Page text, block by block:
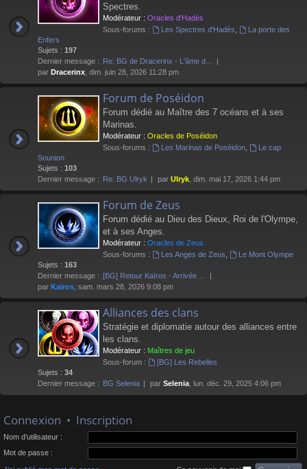
Spectres.
Modérateur : Oracles d'Hadès
Sous-forums :
Les Spectres d'Hadès
La porte des
Enfers
Sujets : 197
Dernier message : Re: BG de Dracerinx - L'âme d…
par Dracerinx , dim. juin 28, 2026 11:28 pm
Forum de Poséidon
Forum dédié au Maître des 7 océans et à ses
Marinas.
Modérateur : Oracles de Poséidon
Sous-forums :
Les Marinas de Poséidon,
Le cap
Sounion
Sujets : 103
Dernier message : Re: BG Ulryk par Ulryk , dim. mai 17, 2026 1:44 pm
Forum de Zeus
Forum dédié au Dieu des Dieux, Roi de l'Olympe,
et à ses Anges.
Modérateur : Oracles de Zeus
Sous-forums :
Les Anges de Zeus
Le Mont Olympe
Sujets : 163
Dernier message : [BG] Retour Kaïros - Arrivée …
par Kaïros , sam. mars 28, 2026 9:08 pm
Alliances des clans
Stratégie et diplomatie autour des alliances entre
les clans.
Modérateur : Maîtres de jeu
Sous-forum :
[BG] Les Rebelles
Sujets : 34
Dernier message : BG Selenia par Selenia , lun. déc. 29, 2025 4:06 pm
Connexion • Inscription
Nom d’utilisateur :
Mot de passe :